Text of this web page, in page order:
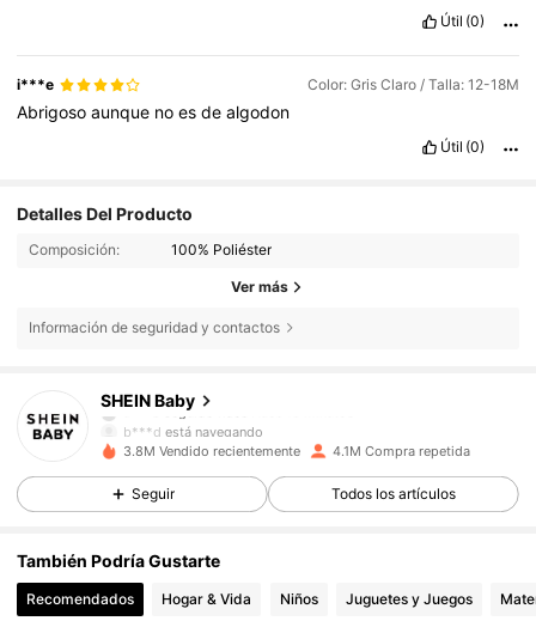
Útil (0)
i***e Color: Gris Claro / Talla: 12-18M
Abrigosoaunque noesdealgodon
Útil (0)
Detalles Del Producto
Composición: 100% Poliéster
Ver más
Información de seguridad y contactos
SHEIN Baby
b***d está navegando
4,92
743K Seguidores
4,92 743K Seguidores
3.8M Vendido recientemente 4.1M Compra repetida
Seguir Todos los artículos
También Podría Gustarte
Recomendados Hogar & Vida Niños Juguetes y Juegos